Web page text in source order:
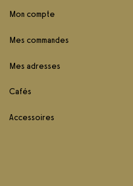
Mon compte
Mes commandes
Mes adresses
Cafés
Accessoires